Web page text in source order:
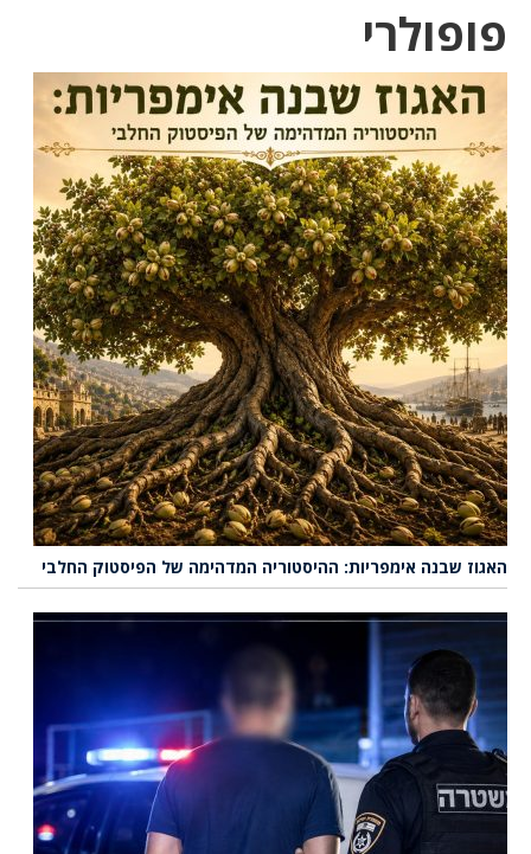
פופולרי
האגוז שבנה אימפריות: ההיסטוריה המדהימה של הפיסטוק החלבי